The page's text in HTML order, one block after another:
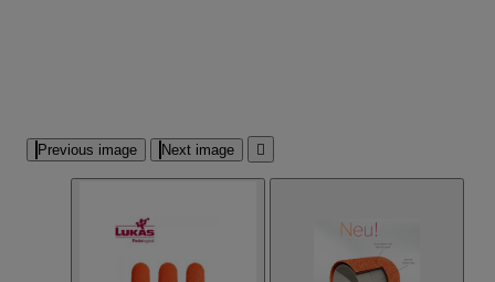
Previous image Next image 